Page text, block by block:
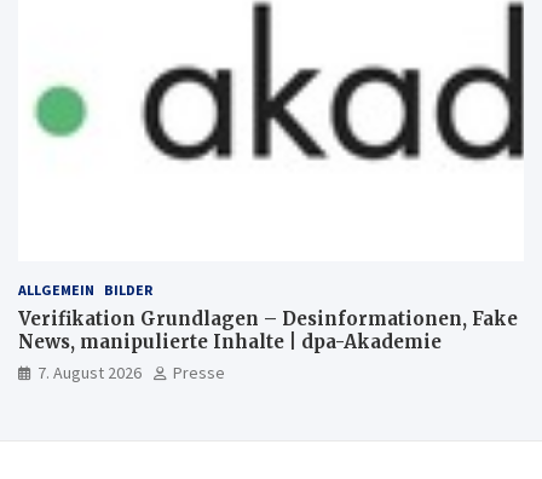
ALLGEMEIN BILDER
Verifikation Grundlagen – Desinformationen, Fake
News, manipulierte Inhalte | dpa-Akademie
7. August 2026 Presse